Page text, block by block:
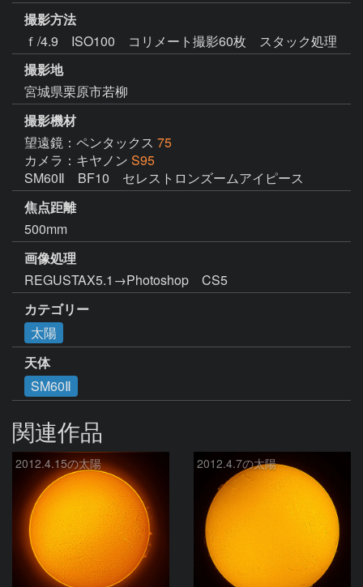
撮影方法
ｆ/4.9 ISO100 コリメート撮影60枚 スタック処理
撮影地
宮城県栗原市若柳
撮影機材
望遠鏡：ペンタックス 75
カメラ：キヤノン S95
SM60Ⅱ　BF10　セレストロンズームアイピース
焦点距離
500mm
画像処理
REGUSTAX5.1→Photoshop　CS5
カテゴリー
太陽
天体
SM60Ⅱ
関連作品
2012.4.15の太陽 2012.4.7の太陽